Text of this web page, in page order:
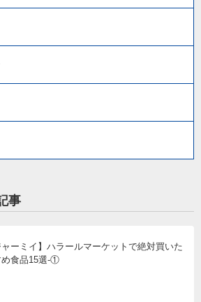
事
ャーミイ】ハラールマーケットで絶対買いた
め食品15選-①